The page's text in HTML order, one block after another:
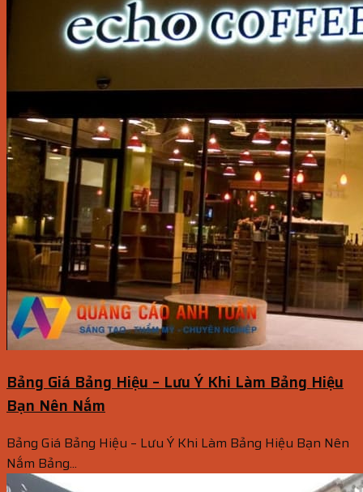
Bảng Giá Bảng Hiệu – Lưu Ý Khi Làm Bảng Hiệu
Bạn Nên Nắm
Bảng Giá Bảng Hiệu – Lưu Ý Khi Làm Bảng Hiệu Bạn Nên
Nắm Bảng...